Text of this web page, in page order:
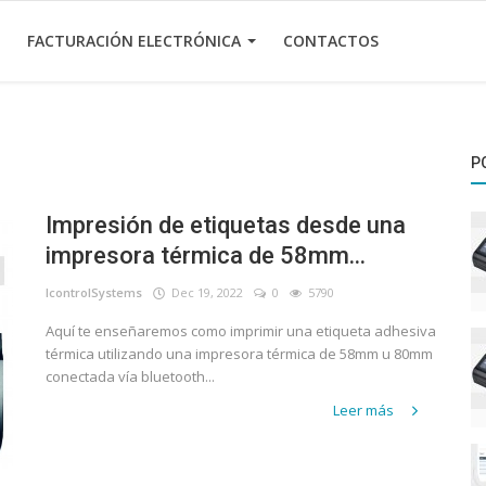
FACTURACIÓN ELECTRÓNICA CONTACTOS
Impresión de etiquetas desde una
impresora térmica de 58mm...
IcontrolSystems Dec 19, 2022 0 5790
Aquí te enseñaremos como imprimir una etiqueta adhesiva
térmica utilizando una impresora térmica de 58mm u 80mm
conectada vía bluetooth...
Leer más